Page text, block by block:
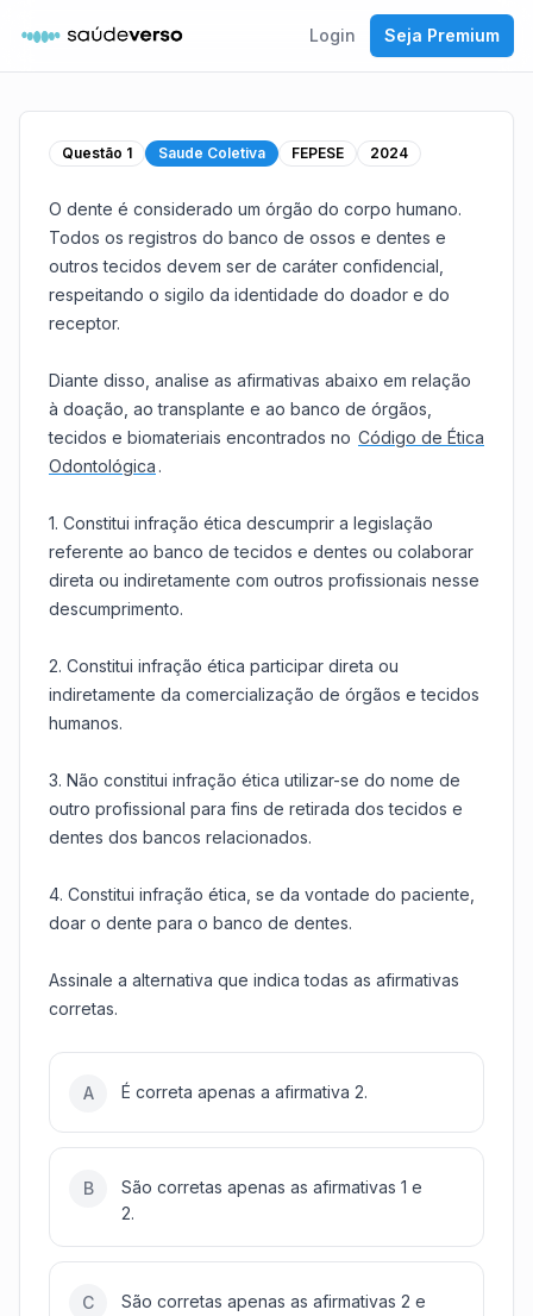
Login Seja Premium
Questão 1 Saude Coletiva FEPESE 2024
O dente é considerado um órgão do corpo humano.
Todos os registros do banco de ossos e dentes e
outros tecidos devem ser de caráter confidencial,
respeitando o sigilo da identidade do doador e do
receptor.
Diante disso, analise as afirmativas abaixo em relação
à doação, ao transplante e ao banco de órgãos,
tecidos e biomateriais encontrados no Código de Ética
Odontológica .
1. Constitui infração ética descumprir a legislação
referente ao banco de tecidos e dentes ou colaborar
direta ou indiretamente com outros profissionais nesse
descumprimento.
2. Constitui infração ética participar direta ou
indiretamente da comercialização de órgãos e tecidos
humanos.
3. Não constitui infração ética utilizar-se do nome de
outro profissional para fins de retirada dos tecidos e
dentes dos bancos relacionados.
4. Constitui infração ética, se da vontade do paciente,
doar o dente para o banco de dentes.
Assinale a alternativa que indica todas as afirmativas
corretas.
A É correta apenas a afirmativa 2.
B
São corretas apenas as afirmativas 1 e
2.
C
São corretas apenas as afirmativas 2 e